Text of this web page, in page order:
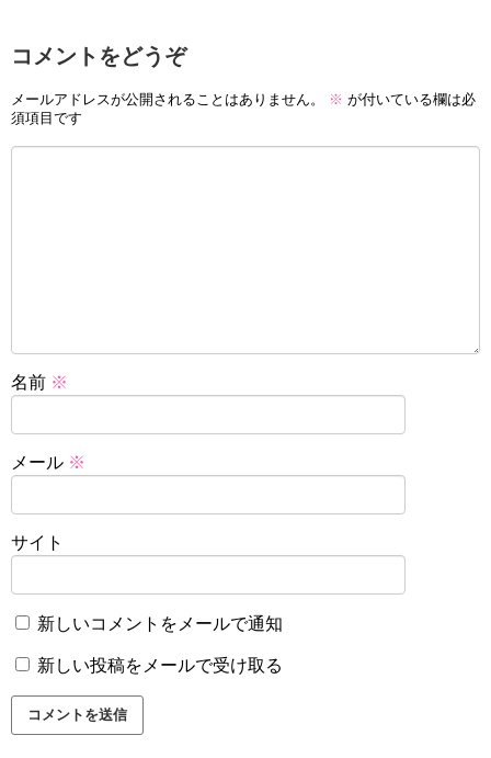
コメントをどうぞ
メールアドレスが公開されることはありません。 ※ が付いている欄は必
須項目です
名前 ※
メール ※
サイト
新しいコメントをメールで通知
新しい投稿をメールで受け取る